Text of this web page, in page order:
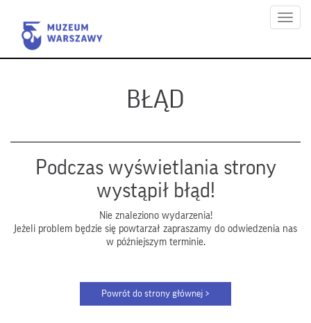
Menu
BŁĄD
Podczas wyświetlania strony
wystąpił błąd!
Nie znaleziono wydarzenia!
Jeżeli problem będzie się powtarzał zapraszamy do odwiedzenia nas
w późniejszym terminie.